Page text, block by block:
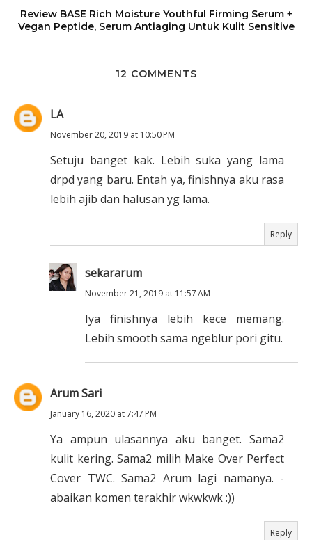
Review BASE Rich Moisture Youthful Firming Serum +
Vegan Peptide, Serum Antiaging Untuk Kulit Sensitive
12 COMMENTS
LA
November 20, 2019 at 10:50 PM
Setuju banget kak. Lebih suka yang lama
drpd yang baru. Entah ya, finishnya aku rasa
lebih ajib dan halusan yg lama.
Reply
sekararum
November 21, 2019 at 11:57 AM
Iya finishnya lebih kece memang.
Lebih smooth sama ngeblur pori gitu.
Arum Sari
January 16, 2020 at 7:47 PM
Ya ampun ulasannya aku banget. Sama2
kulit kering. Sama2 milih Make Over Perfect
Cover TWC. Sama2 Arum lagi namanya. -
abaikan komen terakhir wkwkwk :))
Reply